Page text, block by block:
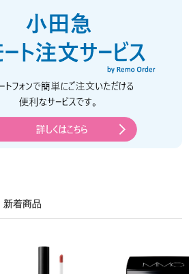
新着商品